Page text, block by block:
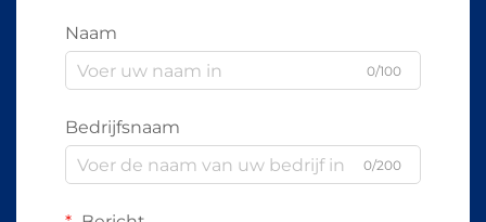
Naam
0/100
Bedrijfsnaam
0/200